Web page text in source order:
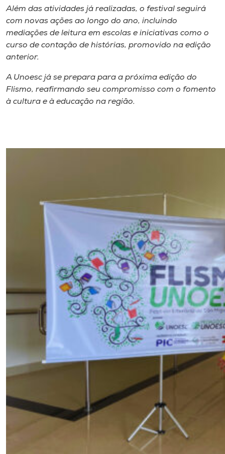
Além das atividades já realizadas, o festival seguirá
com novas ações ao longo do ano, incluindo
mediações de leitura em escolas e iniciativas como o
curso de contação de histórias, promovido na edição
anterior.
A Unoesc já se prepara para a próxima edição do
Flismo, reafirmando seu compromisso com o fomento
à cultura e à educação na região.